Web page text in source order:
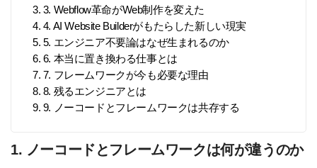
3. 3. Webflow革命がWeb制作を変えた
4. 4. AI Website Builderがもたらした新しい現実
5. 5. エンジニア不要論はなぜ生まれるのか
6. 6. 本当に置き換わる仕事とは
7. 7. フレームワークが今も必要な理由
8. 8. 残るエンジニアとは
9. 9. ノーコードとフレームワークは共存する
1. ノーコードとフレームワークは何が違うのか